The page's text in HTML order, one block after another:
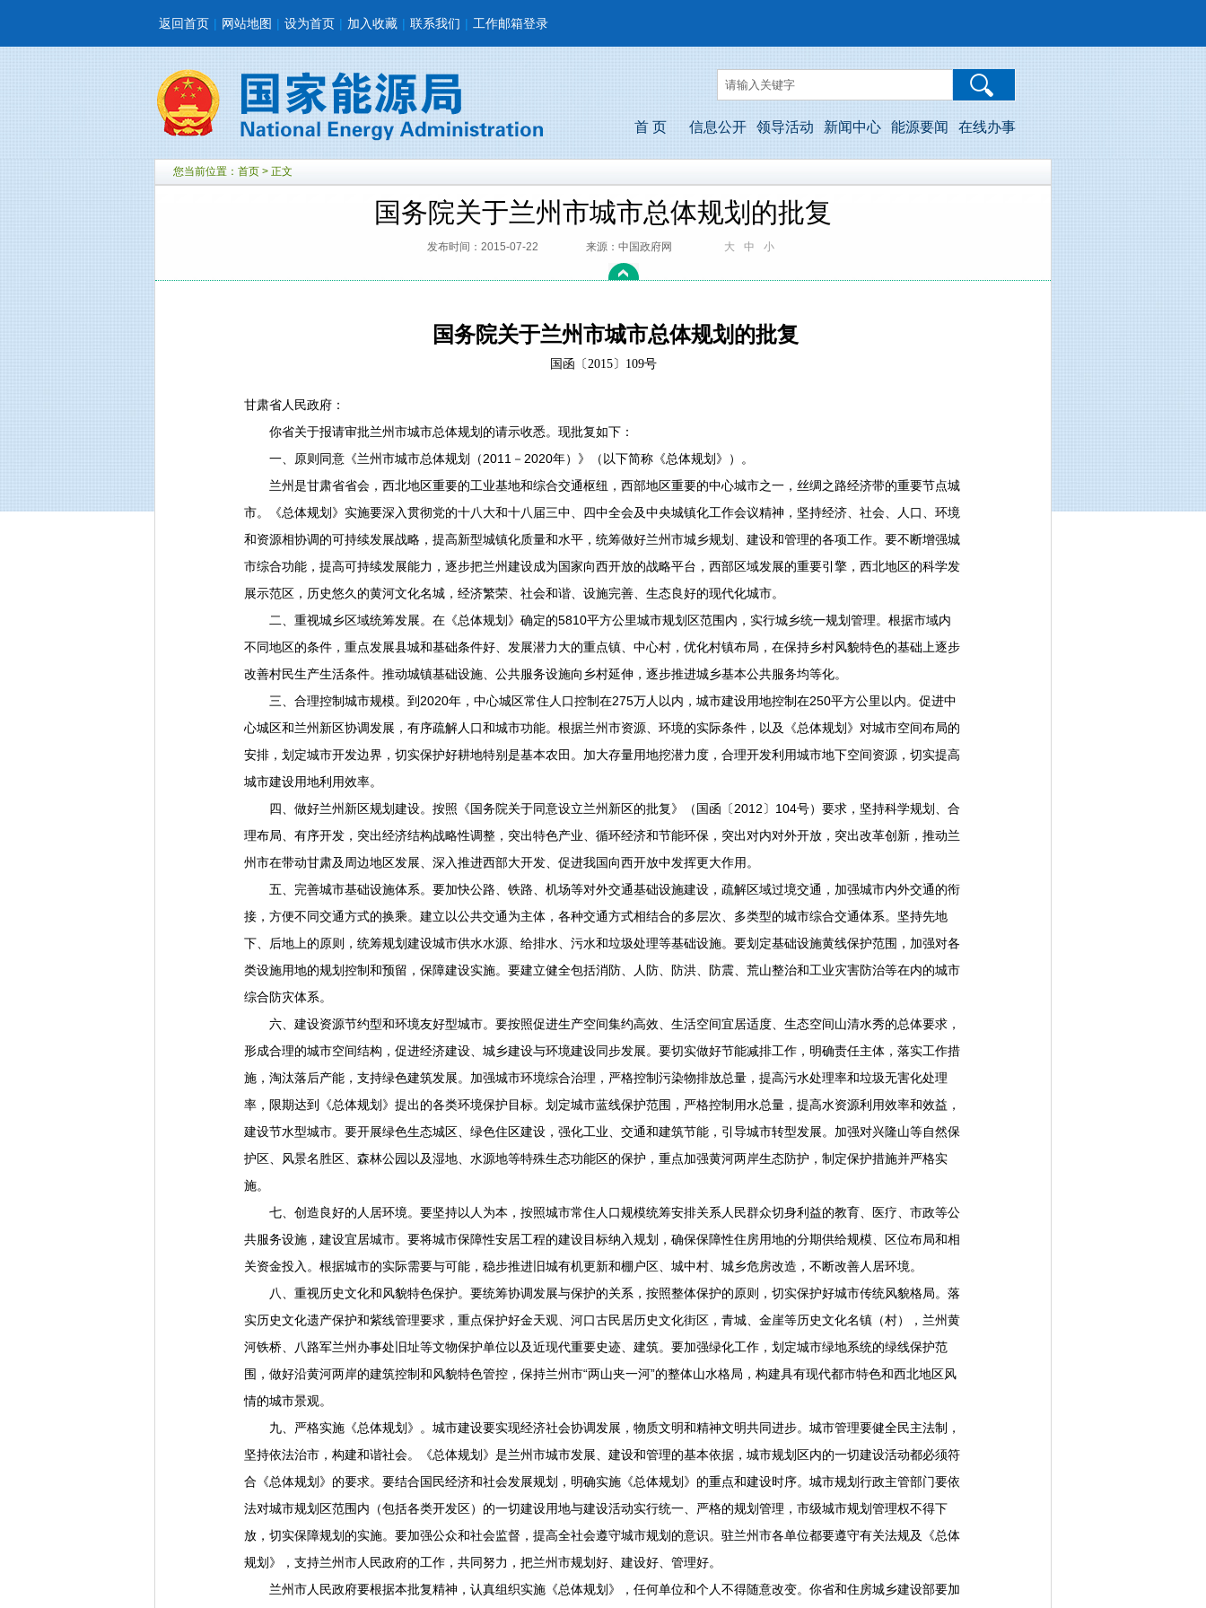
返回首页 | 网站地图 | 设为首页 | 加入收藏 | 联系我们 | 工作邮箱登录
首 页 信息公开 领导活动 新闻中心 能源要闻 在线办事
您当前位置： 首页 > 正文
国务院关于兰州市城市总体规划的批复
发布时间：2015-07-22 来源：中国政府网 大 中 小
国务院关于兰州市城市总体规划的批复
国函〔2015〕109号
甘肃省人民政府：
你省关于报请审批兰州市城市总体规划的请示收悉。现批复如下：
一、原则同意《兰州市城市总体规划（2011－2020年）》（以下简称《总体规划》）。
兰州是甘肃省省会，西北地区重要的工业基地和综合交通枢纽，西部地区重要的中心城市之一，丝绸之路经济带的重要节点城
市。《总体规划》实施要深入贯彻党的十八大和十八届三中、四中全会及中央城镇化工作会议精神，坚持经济、社会、人口、环境
和资源相协调的可持续发展战略，提高新型城镇化质量和水平，统筹做好兰州市城乡规划、建设和管理的各项工作。要不断增强城
市综合功能，提高可持续发展能力，逐步把兰州建设成为国家向西开放的战略平台，西部区域发展的重要引擎，西北地区的科学发
展示范区，历史悠久的黄河文化名城，经济繁荣、社会和谐、设施完善、生态良好的现代化城市。
二、重视城乡区域统筹发展。在《总体规划》确定的5810平方公里城市规划区范围内，实行城乡统一规划管理。根据市域内
不同地区的条件，重点发展县城和基础条件好、发展潜力大的重点镇、中心村，优化村镇布局，在保持乡村风貌特色的基础上逐步
改善村民生产生活条件。推动城镇基础设施、公共服务设施向乡村延伸，逐步推进城乡基本公共服务均等化。
三、合理控制城市规模。到2020年，中心城区常住人口控制在275万人以内，城市建设用地控制在250平方公里以内。促进中
心城区和兰州新区协调发展，有序疏解人口和城市功能。根据兰州市资源、环境的实际条件，以及《总体规划》对城市空间布局的
安排，划定城市开发边界，切实保护好耕地特别是基本农田。加大存量用地挖潜力度，合理开发利用城市地下空间资源，切实提高
城市建设用地利用效率。
四、做好兰州新区规划建设。按照《国务院关于同意设立兰州新区的批复》（国函〔2012〕104号）要求，坚持科学规划、合
理布局、有序开发，突出经济结构战略性调整，突出特色产业、循环经济和节能环保，突出对内对外开放，突出改革创新，推动兰
州市在带动甘肃及周边地区发展、深入推进西部大开发、促进我国向西开放中发挥更大作用。
五、完善城市基础设施体系。要加快公路、铁路、机场等对外交通基础设施建设，疏解区域过境交通，加强城市内外交通的衔
接，方便不同交通方式的换乘。建立以公共交通为主体，各种交通方式相结合的多层次、多类型的城市综合交通体系。坚持先地
下、后地上的原则，统筹规划建设城市供水水源、给排水、污水和垃圾处理等基础设施。要划定基础设施黄线保护范围，加强对各
类设施用地的规划控制和预留，保障建设实施。要建立健全包括消防、人防、防洪、防震、荒山整治和工业灾害防治等在内的城市
综合防灾体系。
六、建设资源节约型和环境友好型城市。要按照促进生产空间集约高效、生活空间宜居适度、生态空间山清水秀的总体要求，
形成合理的城市空间结构，促进经济建设、城乡建设与环境建设同步发展。要切实做好节能减排工作，明确责任主体，落实工作措
施，淘汰落后产能，支持绿色建筑发展。加强城市环境综合治理，严格控制污染物排放总量，提高污水处理率和垃圾无害化处理
率，限期达到《总体规划》提出的各类环境保护目标。划定城市蓝线保护范围，严格控制用水总量，提高水资源利用效率和效益，
建设节水型城市。要开展绿色生态城区、绿色住区建设，强化工业、交通和建筑节能，引导城市转型发展。加强对兴隆山等自然保
护区、风景名胜区、森林公园以及湿地、水源地等特殊生态功能区的保护，重点加强黄河两岸生态防护，制定保护措施并严格实
施。
七、创造良好的人居环境。要坚持以人为本，按照城市常住人口规模统筹安排关系人民群众切身利益的教育、医疗、市政等公
共服务设施，建设宜居城市。要将城市保障性安居工程的建设目标纳入规划，确保保障性住房用地的分期供给规模、区位布局和相
关资金投入。根据城市的实际需要与可能，稳步推进旧城有机更新和棚户区、城中村、城乡危房改造，不断改善人居环境。
八、重视历史文化和风貌特色保护。要统筹协调发展与保护的关系，按照整体保护的原则，切实保护好城市传统风貌格局。落
实历史文化遗产保护和紫线管理要求，重点保护好金天观、河口古民居历史文化街区，青城、金崖等历史文化名镇（村），兰州黄
河铁桥、八路军兰州办事处旧址等文物保护单位以及近现代重要史迹、建筑。要加强绿化工作，划定城市绿地系统的绿线保护范
围，做好沿黄河两岸的建筑控制和风貌特色管控，保持兰州市“两山夹一河”的整体山水格局，构建具有现代都市特色和西北地区风
情的城市景观。
九、严格实施《总体规划》。城市建设要实现经济社会协调发展，物质文明和精神文明共同进步。城市管理要健全民主法制，
坚持依法治市，构建和谐社会。《总体规划》是兰州市城市发展、建设和管理的基本依据，城市规划区内的一切建设活动都必须符
合《总体规划》的要求。要结合国民经济和社会发展规划，明确实施《总体规划》的重点和建设时序。城市规划行政主管部门要依
法对城市规划区范围内（包括各类开发区）的一切建设用地与建设活动实行统一、严格的规划管理，市级城市规划管理权不得下
放，切实保障规划的实施。要加强公众和社会监督，提高全社会遵守城市规划的意识。驻兰州市各单位都要遵守有关法规及《总体
规划》，支持兰州市人民政府的工作，共同努力，把兰州市规划好、建设好、管理好。
兰州市人民政府要根据本批复精神，认真组织实施《总体规划》，任何单位和个人不得随意改变。你省和住房城乡建设部要加